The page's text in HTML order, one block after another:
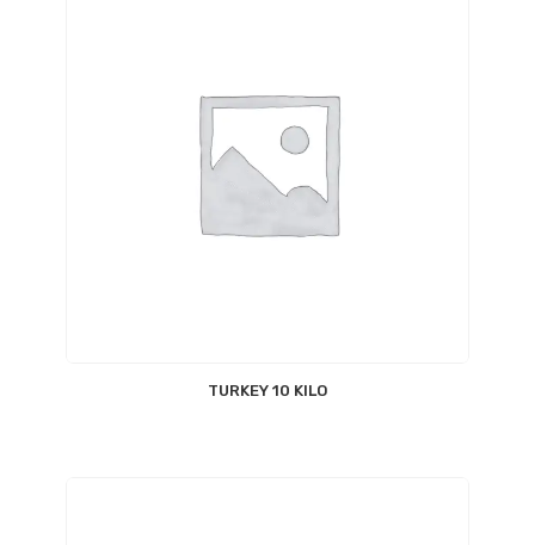
TURKEY 10 KILO